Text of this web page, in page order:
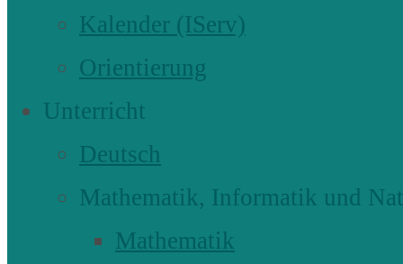
Kalender (IServ)
Orientierung
Unterricht
Deutsch
Mathematik, Informatik und
Mathematik